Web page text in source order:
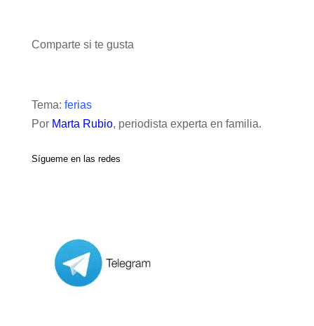
Comparte si te gusta
Tema: ferias
Por Marta Rubio, periodista experta en familia.
Sígueme en las redes